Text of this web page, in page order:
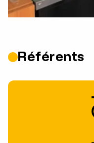
Référents